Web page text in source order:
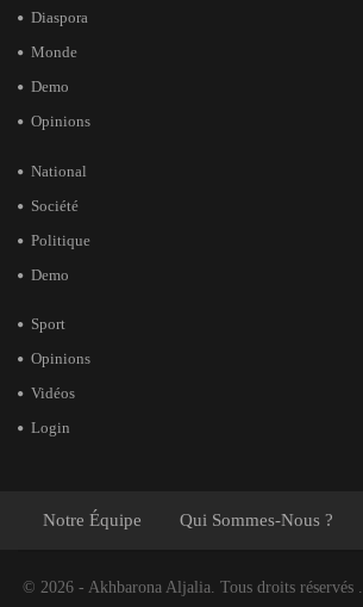
Diaspora
Monde
Demo
Opinions
National
Société
Politique
Demo
Sport
Opinions
Vidéos
Login
Notre Équipe Qui Sommes-Nous ?
© 2026 - Akhbarona Aljalia. Tous droits réservés .